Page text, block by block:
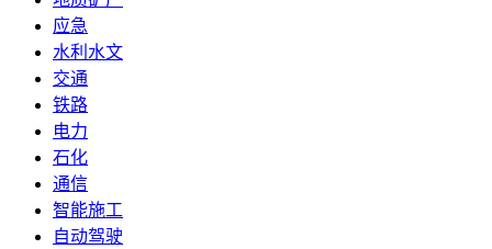
应急
水利水文
交通
铁路
电力
石化
通信
智能施工
自动驾驶